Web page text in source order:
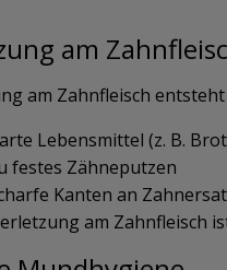
am
am Zahnfleisch entsteht
Lebensmittel (z. B.
festes Zähneputzen
Kanten an
am Zahnfleisch